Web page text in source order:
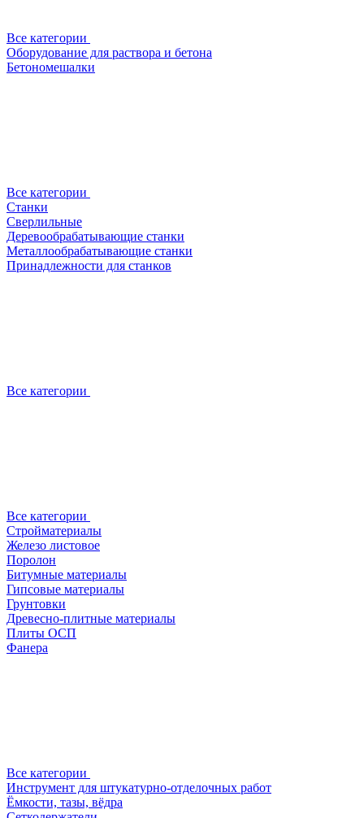
Все категории
Оборудование для раствора и бетона
Бетономешалки
Все категории
Станки
Сверлильные
Деревообрабатывающие станки
Металлообрабатывающие станки
Принадлежности для станков
Все категории
Все категории
Стройматериалы
Железо листовое
Поролон
Битумные материалы
Гипсовые материалы
Грунтовки
Древесно-плитные материалы
Плиты ОСП
Фанера
Все категории
Инструмент для штукатурно-отделочных работ
Ёмкости, тазы, вёдра